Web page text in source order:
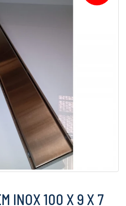
INOX 100 X 9 X 7